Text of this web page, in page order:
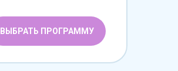
ВЫБРАТЬ ПРОГРАММУ